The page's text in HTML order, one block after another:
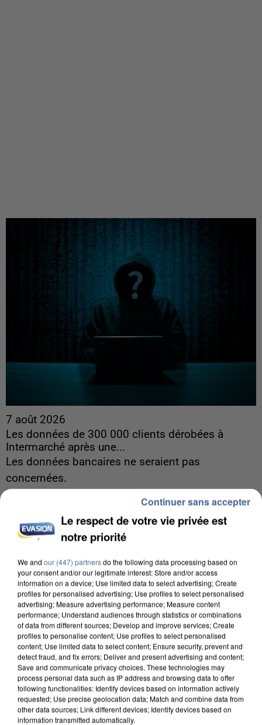
7 août 2026
Les données de 300 000 clients dérobées à
Intermarché après une...
Les données bancaires ne seraient pas
concernées.
7 août 2026
Un second cadre de la DZ Mafia interpellé en
Algérie
Le respect de votre vie privée est
notre priorité
We and our (447) partnersdo the following data processing based on
your consent and/or our legitimate interest: Store and/or access
information on a device; Use limited data to select advertising; Create
profiles for personalised advertising; Use profiles to select personalised
advertising; Measure advertising performance; Measure content
performance; Understand audiences through statistics or combinations
of data from different sources; Develop and improve services; Create
profiles to personalise content; Use profiles to select personalised
content; Use limited data to select content; Ensure security, prevent and
detect fraud, and fix errors; Deliver and present advertising and content;
Save and communicate privacy choices. These technologies may
process personal data such as IP address and browsing data to offer
following functionalities: Identify devices based on information actively
requested; Use precise geolocation data; Match and combine data from
other data sources; Link different devices; Identify devices based on
information transmitted automatically.
Continuer sans accepter